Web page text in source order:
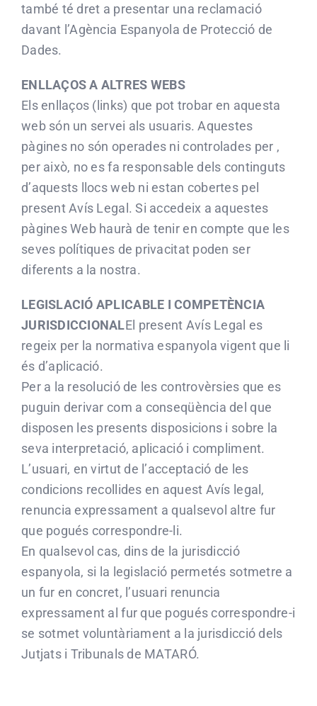
també té dret a presentar una reclamació
davant l’Agència Espanyola de Protecció de
Dades.
ENLLAÇOS A ALTRES WEBS
Els enllaços (links) que pot trobar en aquesta
web són un servei als usuaris. Aquestes
pàgines no són operades ni controlades per ,
per això, no es fa responsable dels continguts
d’aquests llocs web ni estan cobertes pel
present Avís Legal. Si accedeix a aquestes
pàgines Web haurà de tenir en compte que les
seves polítiques de privacitat poden ser
diferents a la nostra.
LEGISLACIÓ APLICABLE I COMPETÈNCIA
JURISDICCIONALEl present Avís Legal es
regeix per la normativa espanyola vigent que li
és d’aplicació.
Per a la resolució de les controvèrsies que es
puguin derivar com a conseqüència del que
disposen les presents disposicions i sobre la
seva interpretació, aplicació i compliment.
L’usuari, en virtut de l’acceptació de les
condicions recollides en aquest Avís legal,
renuncia expressament a qualsevol altre fur
que pogués correspondre-li.
En qualsevol cas, dins de la jurisdicció
espanyola, si la legislació permetés sotmetre a
un fur en concret, l’usuari renuncia
expressament al fur que pogués correspondre-i
se sotmet voluntàriament a la jurisdicció dels
Jutjats i Tribunals de MATARÓ.